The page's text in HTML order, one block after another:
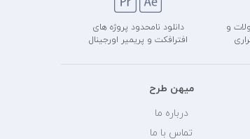
و
دانلود نامحدود پروژه های
افترافکت و پریمیر اورجینال
میهن طرح
درباره ما
تماس با ما